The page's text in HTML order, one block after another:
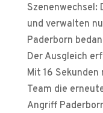
Szenenwechsel:
und verwalten
Paderborn
Der Ausgleich
Mit 16
Team die
Angriff